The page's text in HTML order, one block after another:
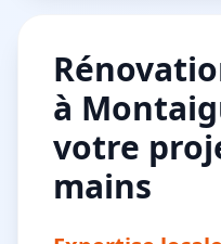
à
votre
mains